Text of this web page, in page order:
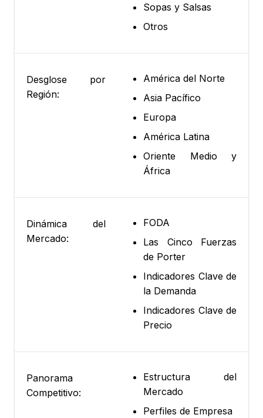
Sopas y Salsas
Otros
Desglose por
Región:
América del Norte
Asia Pacífico
Europa
América Latina
Oriente Medio y
África
Dinámica del
Mercado:
FODA
Las Cinco Fuerzas
de Porter
Indicadores Clave de
la Demanda
Indicadores Clave de
Precio
Panorama
Competitivo:
Estructura del
Mercado
Perfiles de Empresa